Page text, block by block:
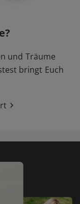
und Träume
bringt Euch